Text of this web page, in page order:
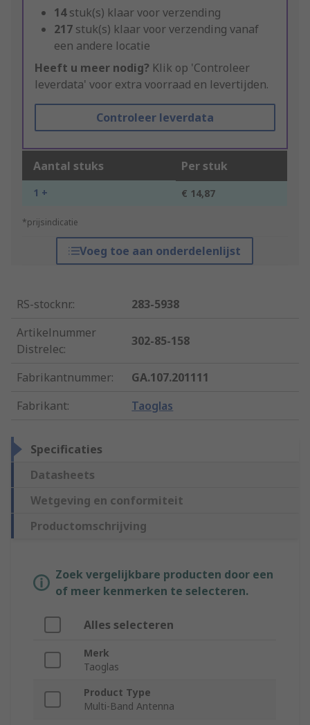
14stuk(s) klaar voor verzending
217 stuk(s) klaar voor verzending vanaf
een andere locatie
Heeft u meer nodig? Klik op 'Controleer
leverdata' voor extra voorraad en levertijden.
Controleer leverdata
Aantal stuks Per stuk
1 + € 14,87
*prijsindicatie
Voeg toe aan onderdelenlijst
RS-stocknr.:
283-5938
Artikelnummer
Distrelec:
302-85-158
Fabrikantnummer:
GA.107.201111
Fabrikant: Taoglas
Specificaties
Datasheets
Wetgeving en conformiteit
Productomschrijving
Zoek vergelijkbare producten door een
of meer kenmerken te selecteren.
Alles selecteren
Merk
Taoglas
Product Type
Multi-Band Antenna